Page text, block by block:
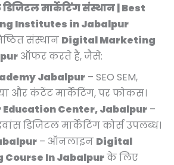
मार्केटिंग संस्थान | Best
Institutes in Jabalpur
संस्थान Digital Marketing
ऑफर करते हैं, जैसे:
Jabalpur – SEO SEM,
और कंटेंट मार्केटिंग, पर फोकस।
Center, Jabalpur –
डिजिटल मार्केटिंग कोर्स उपलब्ध।
– ऑनलाइन Digital
Course In Jabalpurके लिए